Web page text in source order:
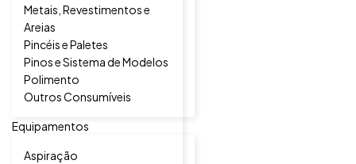
Metais, Revestimentos e
Areias
Pincéis e Paletes
Pinos e Sistema de Modelos
Polimento
Outros Consumíveis
Equipamentos
Aspiração